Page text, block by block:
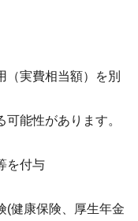
実費相当額）を別
能性があります。
を付与
(健康保険、厚生年金